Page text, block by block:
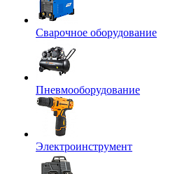
Сварочное оборудование
Пневмооборудование
Электроинструмент